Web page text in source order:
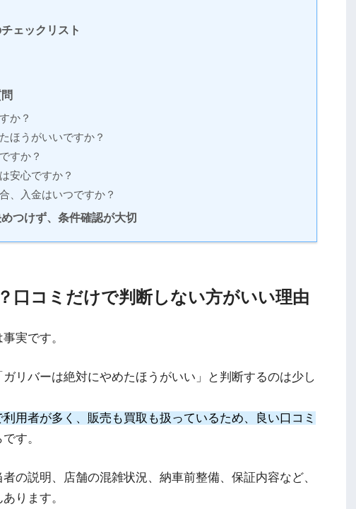
ェックリスト
か？
ほうがいいですか？
すか？
安心ですか？
、入金はいつですか？
つけず、条件確認が大切
口コミだけで判断しない方がいい理由
実です。
リバーは絶対にやめたほうがいい」と判断するのは少し
用者が多く、販売も買取も扱っているため、良い口コミ
す。
の説明、店舗の混雑状況、納車前整備、保証内容など、
ります。